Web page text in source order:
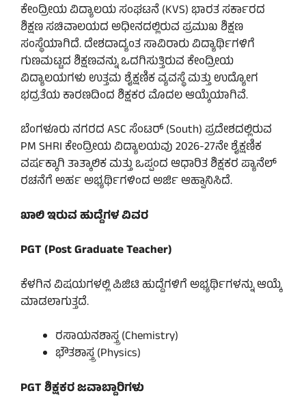
ಕೇಂದ್ರೀಯ ವಿದ್ಯಾಲಯ ಸಂಘಟನೆ (KVS) ಭಾರತ ಸರ್ಕಾರದ
ಶಿಕ್ಷಣ ಸಚಿವಾಲಯದ ಅಧೀನದಲ್ಲಿರುವ ಪ್ರಮುಖ ಶಿಕ್ಷಣ
ಸಂಸ್ಥೆಯಾಗಿದೆ. ದೇಶದಾದ್ಯಂತ ಸಾವಿರಾರು ವಿದ್ಯಾರ್ಥಿಗಳಿಗೆ
ಗುಣಮಟ್ಟದ ಶಿಕ್ಷಣವನ್ನು ಒದಗಿಸುತ್ತಿರುವ ಕೇಂದ್ರೀಯ
ವಿದ್ಯಾಲಯಗಳು ಉತ್ತಮ ಶೈಕ್ಷಣಿಕ ವ್ಯವಸ್ಥೆ ಮತ್ತು ಉದ್ಯೋಗ
ಭದ್ರತೆಯ ಕಾರಣದಿಂದ ಶಿಕ್ಷಕರ ಮೊದಲ ಆಯ್ಕೆಯಾಗಿವೆ.
ಬೆಂಗಳೂರು ನಗರದ ASC ಸೆಂಟರ್ (South) ಪ್ರದೇಶದಲ್ಲಿರುವ
PM SHRI ಕೇಂದ್ರೀಯ ವಿದ್ಯಾಲಯವು 2026-27ನೇ ಶೈಕ್ಷಣಿಕ
ವರ್ಷಕ್ಕಾಗಿ ತಾತ್ಕಾಲಿಕ ಮತ್ತು ಒಪ್ಪಂದ ಆಧಾರಿತ ಶಿಕ್ಷಕರ ಪ್ಯಾನೆಲ್
ರಚನೆಗೆ ಅರ್ಹ ಅಭ್ಯರ್ಥಿಗಳಿಂದ ಅರ್ಜಿ ಆಹ್ವಾನಿಸಿದೆ.
ಖಾಲಿ ಇರುವ ಹುದ್ದೆಗಳ ವಿವರ
PGT (Post Graduate Teacher)
ಕೆಳಗಿನ ವಿಷಯಗಳಲ್ಲಿ ಪಿಜಿಟಿ ಹುದ್ದೆಗಳಿಗೆ ಅಭ್ಯರ್ಥಿಗಳನ್ನು ಆಯ್ಕೆ
ಮಾಡಲಾಗುತ್ತದೆ.
ರಸಾಯನಶಾಸ್ತ್ರ (Chemistry)
ಭೌತಶಾಸ್ತ್ರ (Physics)
PGT ಶಿಕ್ಷಕರ ಜವಾಬ್ದಾರಿಗಳು